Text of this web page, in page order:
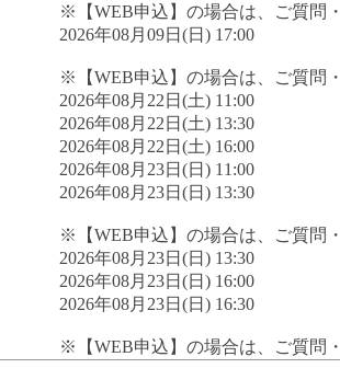
※【WEB申込】の場合は、ご質問
2026年08月09日(日) 17:00
※【WEB申込】の場合は、ご質問
2026年08月22日(土) 11:00
2026年08月22日(土) 13:30
2026年08月22日(土) 16:00
2026年08月23日(日) 11:00
2026年08月23日(日) 13:30
※【WEB申込】の場合は、ご質問
2026年08月23日(日) 13:30
2026年08月23日(日) 16:00
2026年08月23日(日) 16:30
※【WEB申込】の場合は、ご質問